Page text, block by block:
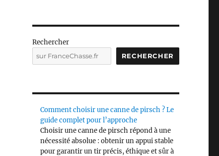
Rechercher
RECHERCHER
Comment choisir une canne de pirsch ? Le
guide complet pour l’approche
Choisir une canne de pirsch répond à une
nécessité absolue : obtenir un appui stable
pour garantir un tir précis, éthique et sûr à